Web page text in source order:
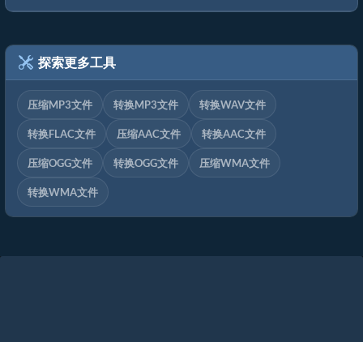
探索更多工具
压缩MP3文件 转换MP3文件 转换WAV文件
转换FLAC文件 压缩AAC文件 转换AAC文件
压缩OGG文件 转换OGG文件 压缩WMA文件
转换WMA文件